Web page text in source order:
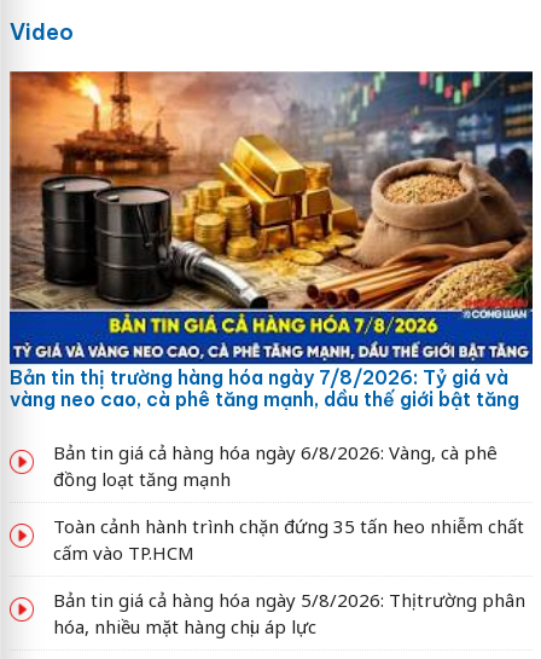
Video
Bản tin thị trường hàng hóa ngày 7/8/2026: Tỷ giá và
vàng neo cao, cà phê tăng mạnh, dầu thế giới bật tăng
Bản tin giá cả hàng hóa ngày 6/8/2026: Vàng, cà phê
đồng loạt tăng mạnh
Toàn cảnh hành trình chặn đứng 35 tấn heo nhiễm chất
cấm vào TP.HCM
Bản tin giá cả hàng hóa ngày 5/8/2026: Thị trường phân
hóa, nhiều mặt hàng chịu áp lực